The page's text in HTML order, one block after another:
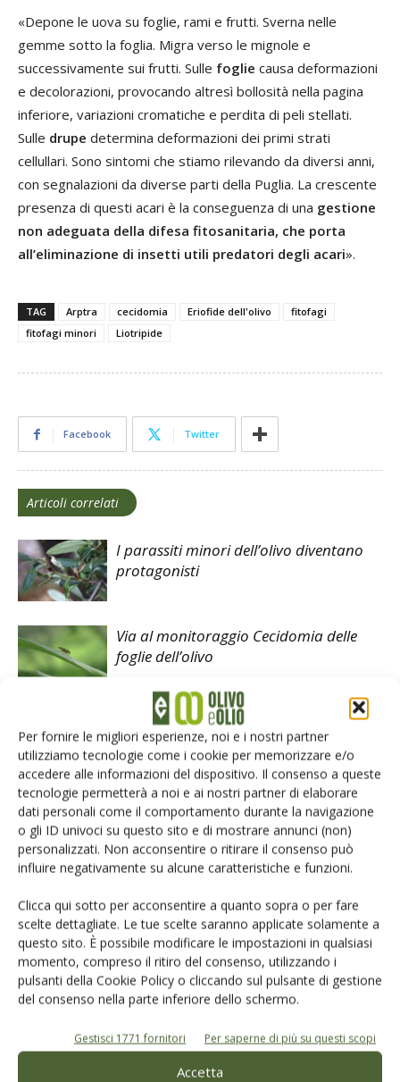
Per fornire le migliori esperienze, noi e i nostri partner
utilizziamo tecnologie come i cookie per memorizzare e/o
accedere alle informazioni del dispositivo. Il consenso a queste
tecnologie permetterà a noi e ai nostri partner di elaborare
dati personali come il comportamento durante la navigazione
o gli ID univoci su questo sito e di mostrare annunci (non)
personalizzati. Non acconsentire o ritirare il consenso può
influire negativamente su alcune caratteristiche e funzioni.
Clicca qui sotto per acconsentire a quanto sopra o per fare
scelte dettagliate. Le tue scelte saranno applicate solamente a
questo sito. È possibile modificare le impostazioni in qualsiasi
momento, compreso il ritiro del consenso, utilizzando i
pulsanti della Cookie Policy o cliccando sul pulsante di gestione
del consenso nella parte inferiore dello schermo.
Gestisci 1771 fornitori Per saperne di più su questi scopi
Accetta
«Depone le uova su foglie, rami e frutti. Sverna nelle
gemme sotto la foglia. Migra verso le mignole e
successivamente sui frutti. Sulle foglie causa deformazioni
e decolorazioni, provocando altresì bollosità nella pagina
inferiore, variazioni cromatiche e perdita di peli stellati.
Sulle drupe determina deformazioni dei primi strati
cellullari. Sono sintomi che stiamo rilevando da diversi anni,
con segnalazioni da diverse parti della Puglia. La crescente
presenza di questi acari è la conseguenza di una gestione
non adeguata della difesa fitosanitaria, che porta
all’eliminazione di insetti utili predatori degli acari».
TAG Arptra cecidomia Eriofide dell'olivo
fitofagi
fitofagi minori
Liotripide
Facebook Twitter
Articoli correlati
I parassiti minori dell’olivo diventano
protagonisti
Via al monitoraggio Cecidomia delle
foglie dell’olivo
Xylella fastidiosa, l’evoluzione
dell’epidemia in Puglia
LASCIA UN COMMENTO